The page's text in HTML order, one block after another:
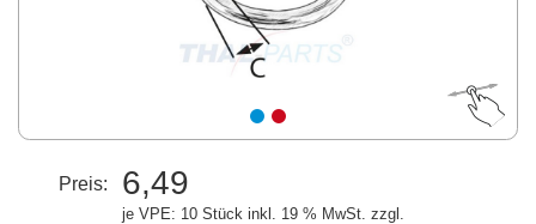
Preis: 6,49
je VPE: 10 Stück inkl. 19 % MwSt. zzgl.